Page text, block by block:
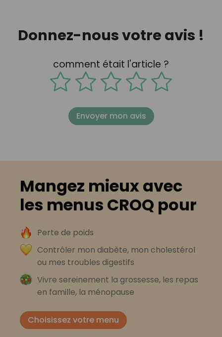
Donnez-nous votre avis !
comment était l'article ?
Envoyer mon avis
Mangez mieux avec
les menus CROQ pour
Perte de poids
Contrôler mon diabète, mon cholestérol
ou mes troubles digestifs
Vivre sereinement la grossesse, les repas
en famille, la ménopause
Choisissez votre menu